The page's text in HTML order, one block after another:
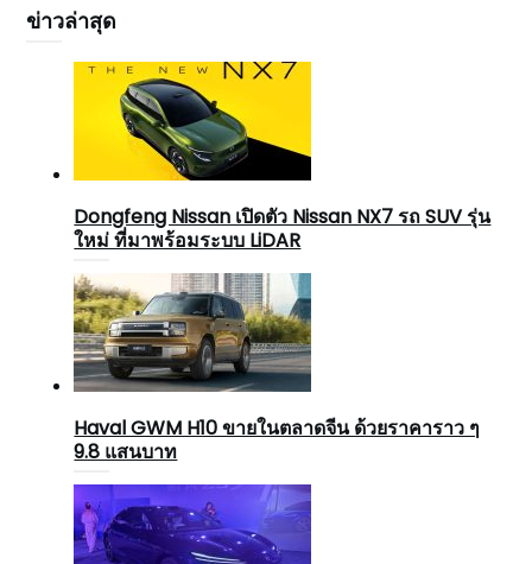
ข่าวล่าสุด
Dongfeng Nissan เปิดตัว Nissan NX7 รถ SUV รุ่น
ใหม่ ที่มาพร้อมระบบ LiDAR
Haval GWM H10 ขายในตลาดจีน ด้วยราคาราว ๆ
9.8 แสนบาท